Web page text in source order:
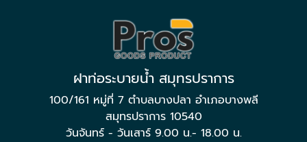
ฝาท่อระบายน้ำ สมุทรปราการ
100/161 หมู่ที่ 7 ตำบลบางปลา อำเภอบางพลี
สมุทรปราการ 10540
วันจันทร์ - วันเสาร์ 9.00 น.- 18.00 น.